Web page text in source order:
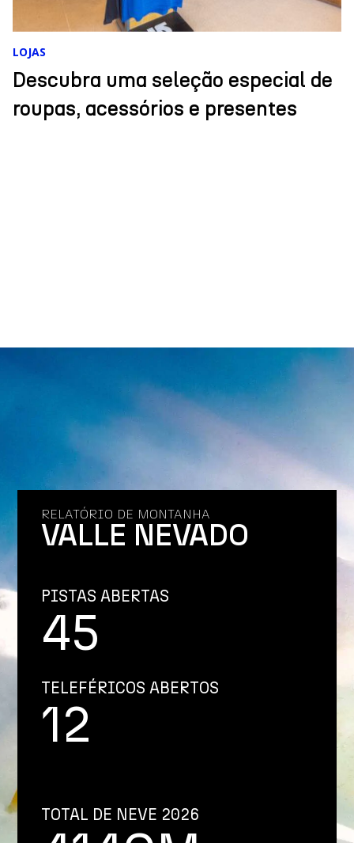
EVENTOS CORPORATIVOS
Infraestrutura, serviço cordial e
exclusivo, gastronomia única e
RELATÓRIO DE MONTANHA
VALLE NEVADO
PISTAS ABERTAS
45
TELEFÉRICOS ABERTOS
12
TOTAL DE NEVE 2026